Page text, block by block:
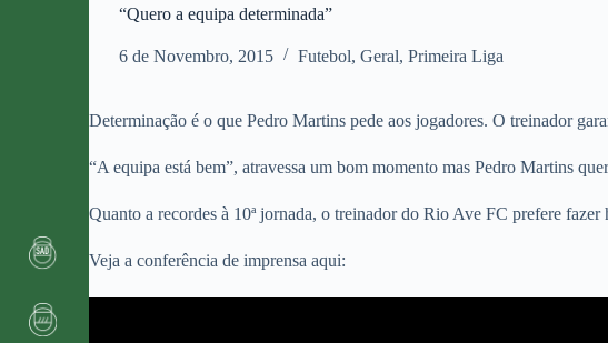
“Quero a equipa determinada”
6 de Novembro, 2015 Futebol,Geral,Primeira Liga
Determinação é o que Pedro Martins pede aos jogadores. O treinador
“A equipa está bem”, atravessa um bom momento mas Pedro Martins
Quanto a recordes à 10ª jornada, o treinador do Rio Ave FC prefere
Veja a conferência de imprensa aqui: